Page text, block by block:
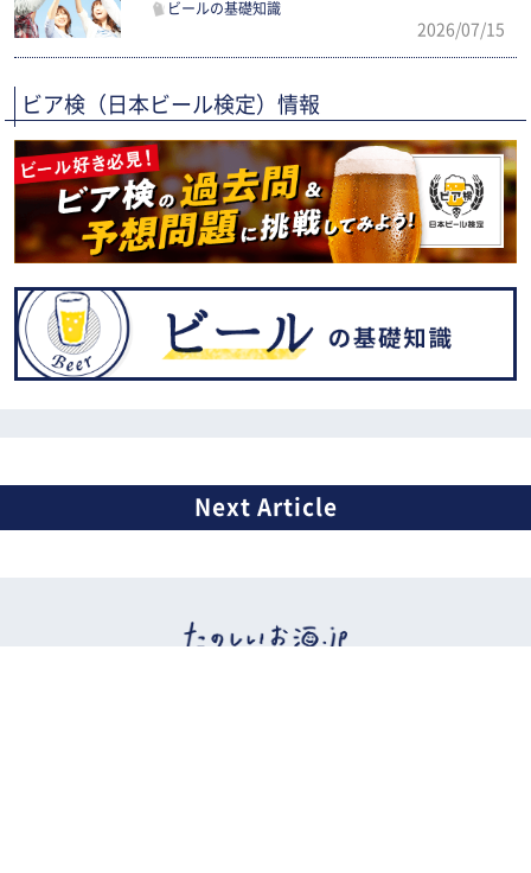
ビールの基礎知識
2026/07/15
ビア検（日本ビール検定）情報